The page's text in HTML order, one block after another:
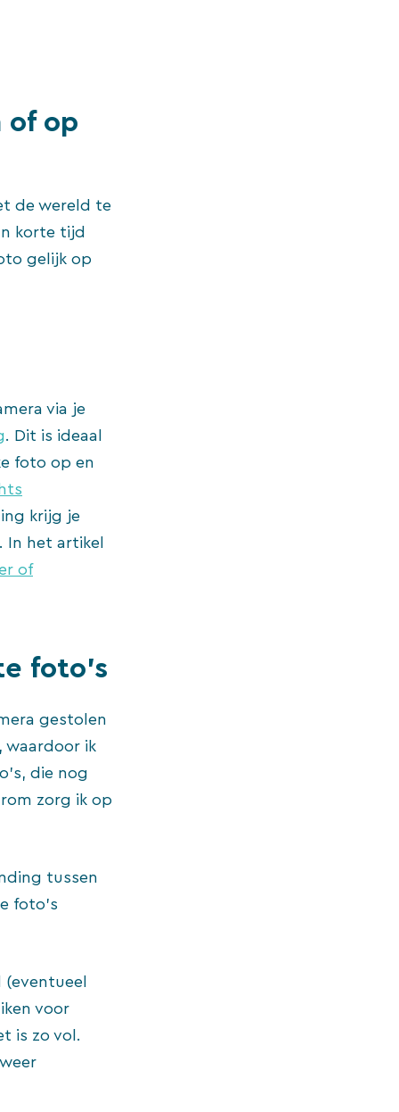
of op
de wereld te
korte tijd
gelijk op
via je
. Dit is ideaal
foto op en
krijg je
het artikel
of
foto’s
gestolen
waardoor ik
die nog
zorg ik op
tussen
foto’s
voor
is zo vol.